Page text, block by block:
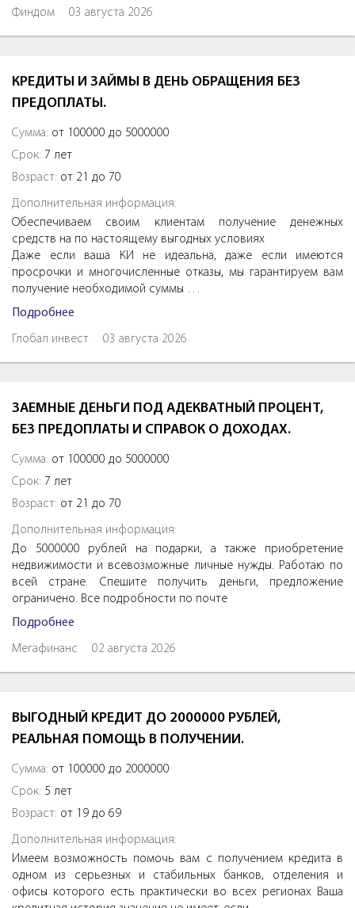
Финдом 03 августа 2026
КРЕДИТЫ И ЗАЙМЫ В ДЕНЬ ОБРАЩЕНИЯ БЕЗ
ПРЕДОПЛАТЫ.
Сумма: от 100000 до 5000000
Срок: 7 лет
Возраст: от 21 до 70
Дополнительная информация:
Обеспечиваем своим клиентам получение денежных
средств на по настоящему выгодных условиях
Даже если ваша КИ не идеальна, даже если имеются
просрочки и многочисленные отказы, мы гарантируем вам
получение необходимой суммы …
Подробнее
Глобал инвест 03 августа 2026
ЗАЕМНЫЕ ДЕНЬГИ ПОД АДЕКВАТНЫЙ ПРОЦЕНТ,
БЕЗ ПРЕДОПЛАТЫ И СПРАВОК О ДОХОДАХ.
Сумма: от 100000 до 5000000
Срок: 7 лет
Возраст: от 21 до 70
Дополнительная информация:
До 5000000 рублей на подарки, а также приобретение
недвижимости и всевозможные личные нужды. Работаю по
всей стране. Спешите получить деньги, предложение
ограничено. Все подробности по почте
Подробнее
Мегафинанс 02 августа 2026
ВЫГОДНЫЙ КРЕДИТ ДО 2000000 РУБЛЕЙ,
РЕАЛЬНАЯ ПОМОЩЬ В ПОЛУЧЕНИИ.
Сумма: от 100000 до 2000000
Срок: 5 лет
Возраст: от 19 до 69
Дополнительная информация:
Имеем возможность помочь вам с получением кредита в
одном из серьезных и стабильных банков, отделения и
офисы которого есть практически во всех регионах Ваша